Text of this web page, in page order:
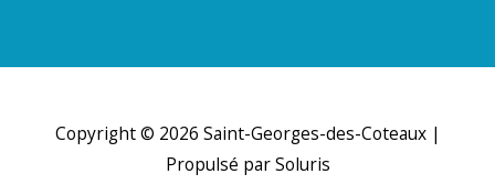
Copyright © 2026 Saint-Georges-des-Coteaux|
Propulsé par Soluris